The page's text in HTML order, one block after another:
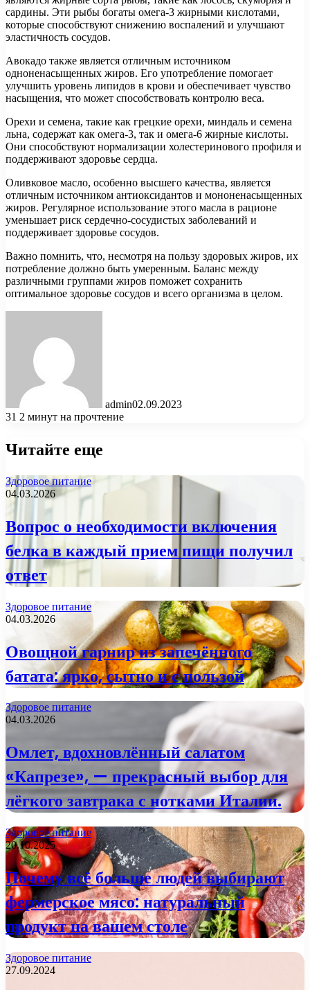
сардины. Эти рыбы богаты омега-3 жирными кислотами,
которые способствуют снижению воспалений и улучшают
эластичность сосудов.
Авокадо также является отличным источником
одноненасыщенных жиров. Его употребление помогает
улучшить уровень липидов в крови и обеспечивает чувство
насыщения, что может способствовать контролю веса.
Орехи и семена, такие как грецкие орехи, миндаль и семена
льна, содержат как омега-3, так и омега-6 жирные кислоты.
Они способствуют нормализации холестеринового профиля и
поддерживают здоровье сердца.
Оливковое масло, особенно высшего качества, является
отличным источником антиоксидантов и мононенасыщенных
жиров. Регулярное использование этого масла в рационе
уменьшает риск сердечно-сосудистых заболеваний и
поддерживает здоровье сосудов.
Важно помнить, что, несмотря на пользу здоровых жиров, их
потребление должно быть умеренным. Баланс между
различными группами жиров поможет сохранить
оптимальное здоровье сосудов и всего организма в целом.
admin02.09.2023
31 2 минут на прочтение
Читайте еще
Здоровое питание
04.03.2026
Вопрос о необходимости включения
белка в каждый прием пищи получил
ответ
Здоровое питание
04.03.2026
Овощной гарнир из запечённого
батата: ярко, сытно и с пользой
Здоровое питание
04.03.2026
Омлет, вдохновлённый салатом
«Капрезе», — прекрасный выбор для
лёгкого завтрака с нотками Италии.
Здоровое питание
20.10.2025
Почему всё больше людей выбирают
фермерское мясо: натуральный
продукт на вашем столе
Здоровое питание
27.09.2024